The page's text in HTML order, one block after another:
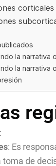
la narrativa
la narrativa
:
: Es
toma de